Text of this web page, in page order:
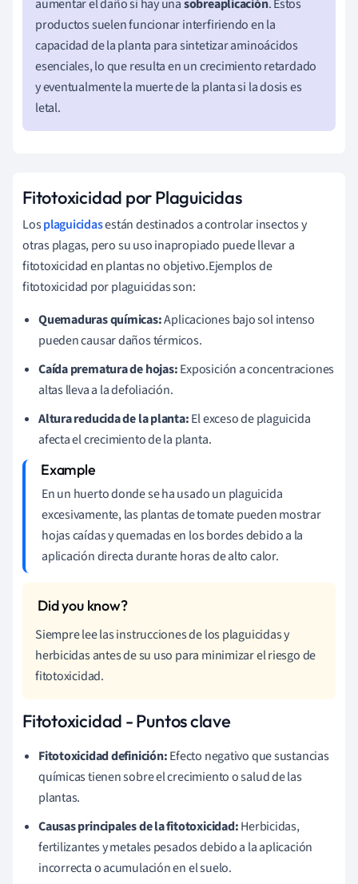
aumentar el daño si hay unasobreaplicación. Estos
productos suelen funcionar interfiriendo en la
capacidad de la planta para sintetizar aminoácidos
esenciales, lo que resulta en un crecimiento retardado
y eventualmente la muerte de la planta si la dosis es
letal.
Fitotoxicidad por Plaguicidas
Losplaguicidasestán destinados a controlar insectos y
otras plagas, pero su uso inapropiado puede llevar a
fitotoxicidad en plantas no objetivo.Ejemplos de
fitotoxicidad por plaguicidas son:
Quemaduras químicas:Aplicaciones bajo sol intenso
pueden causar daños térmicos.
Caída prematura de hojas:Exposición a concentraciones
altas lleva a la defoliación.
Altura reducida de la planta:El exceso de plaguicida
afecta el crecimiento de la planta.
En un huerto donde se ha usado un plaguicida
excesivamente, las plantas de tomate pueden mostrar
hojas caídas y quemadas en los bordes debido a la
aplicación directa durante horas de alto calor.
Siempre lee las instrucciones de los plaguicidas y
herbicidas antes de su uso para minimizar el riesgo de
fitotoxicidad.
Fitotoxicidad - Puntos clave
Fitotoxicidad definición:Efecto negativo que sustancias
químicas tienen sobre el crecimiento o salud de las
plantas.
Causas principales de la fitotoxicidad:Herbicidas,
fertilizantes y metales pesados debido a la aplicación
incorrecta o acumulación en el suelo.